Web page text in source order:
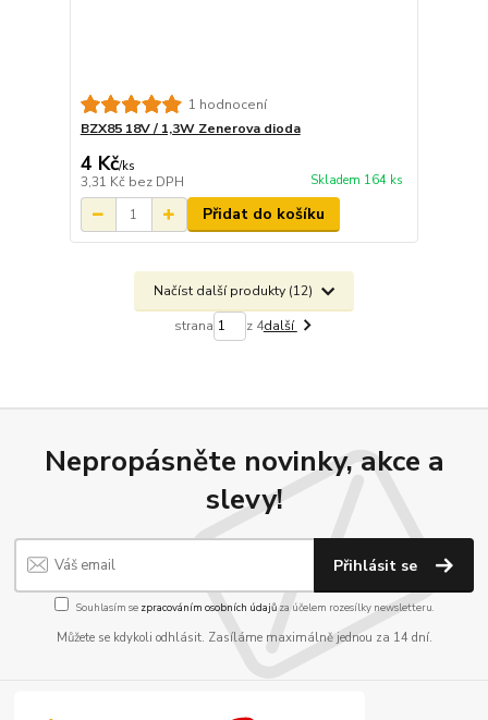
1 hodnocení
BZX85 18V / 1,3W Zenerova dioda
4 Kč/ks
3,31 Kč bez DPH Skladem 164 ks
Přidat do košíku
Načíst další produkty (12)
strana z 4další
Nepropásněte novinky, akce a
slevy!
Přihlásit se
Souhlasím se zpracováním osobních údajůza účelem rozesílky newsletteru.
Můžete se kdykoli odhlásit. Zasíláme maximálně jednou za 14 dní.